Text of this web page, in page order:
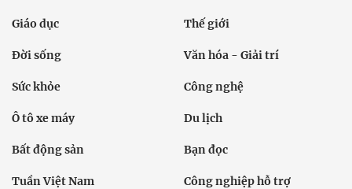
Giáo dục Thế giới
Đời sống Văn hóa - Giải trí
Sức khỏe Công nghệ
Ô tô xe máy Du lịch
Bất động sản Bạn đọc
Tuần Việt Nam Công nghiệp hỗ trợ